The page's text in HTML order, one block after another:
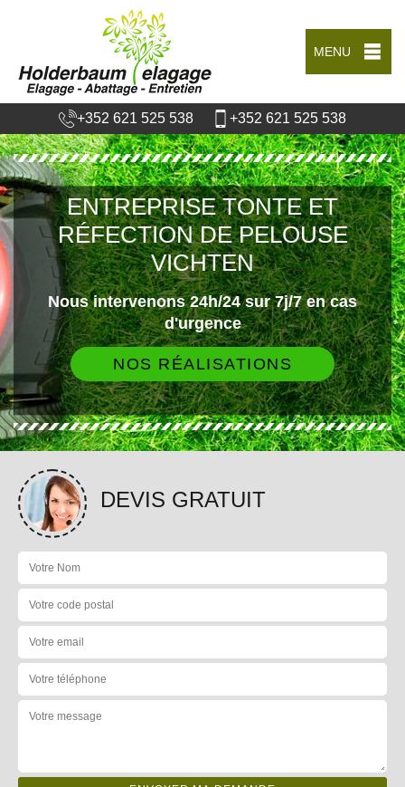
MENU
+352 621 525 538 +352 621 525 538
ENTREPRISE TONTE ET
RÉFECTION DE PELOUSE
VICHTEN
Nous intervenons 24h/24 sur 7j/7 en cas
d'urgence
NOS RÉALISATIONS
DEVIS GRATUIT